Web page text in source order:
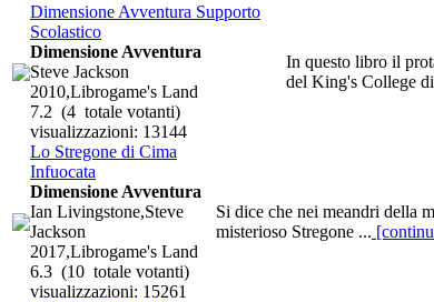
Dimensione Avventura Supporto
Scolastico
In questo libro il
del King's College
Dimensione Avventura
Steve Jackson
2010,Librogame's Land
7.2 (4 totale votanti)
visualizzazioni: 13144
Lo Stregone di Cima
Infuocata
Si dice che nei meandri della
misterioso Stregone ...
Dimensione Avventura
Ian Livingstone,Steve
Jackson
2017,Librogame's Land
6.3 (10 totale votanti)
visualizzazioni: 15261